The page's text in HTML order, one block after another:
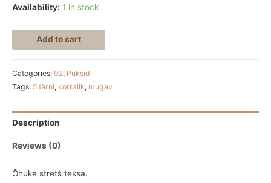
Availability: 1 in stock
Add to cart
Categories: 92, Püksid
Tags: 5 tärni, korralik, mugav
Description
Reviews (0)
Õhuke stretš teksa.